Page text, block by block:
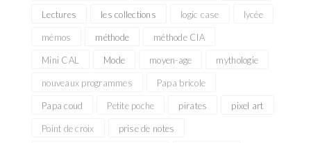
Lectures les collections logic case lycée
mémos méthode méthode CIA
Mini CAL Mode moyen-age mythologie
nouveaux programmes Papa bricole
Papa coud Petite poche pirates pixel art
Point de croix prise de notes